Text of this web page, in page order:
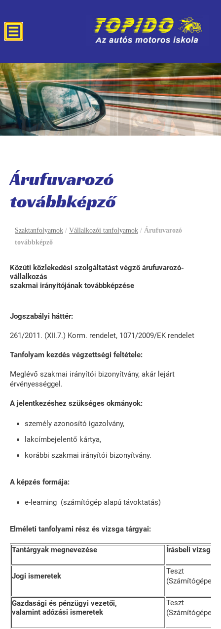
Árufuvarozó
továbbképző
Szaktanfolyamok / Vállalkozói tanfolyamok / Árufuvarozó
továbbképző
Közúti közlekedési szolgáltatást végző árufuvarozó-
vállalkozás
szakmai irányítójának továbbképzése
Jogszabályi háttér:
261/2011. (XII.7.) Korm. rendelet, 1071/2009/EK rendelet
Tanfolyam kezdés végzettségi feltétele:
Meglévő szakmai irányítói bizonyítvány, akár lejárt
érvényességgel.
A jelentkezéshez szükséges okmányok:
személy azonosító igazolvány,
lakcímbejelentő kártya,
korábbi szakmai irányítói bizonyítvány.
A képzés formája:
e-learning (számítógép alapú távoktatás)
Elméleti tanfolyami rész és vizsga tárgyai:
Tantárgyak megnevezése Írásbeli vizsga
Jogi ismeretek
Teszt
(Számítógépes
Gazdasági és pénzügyi vezetői,
valamint adózási ismeretek
Teszt
(Számítógépes